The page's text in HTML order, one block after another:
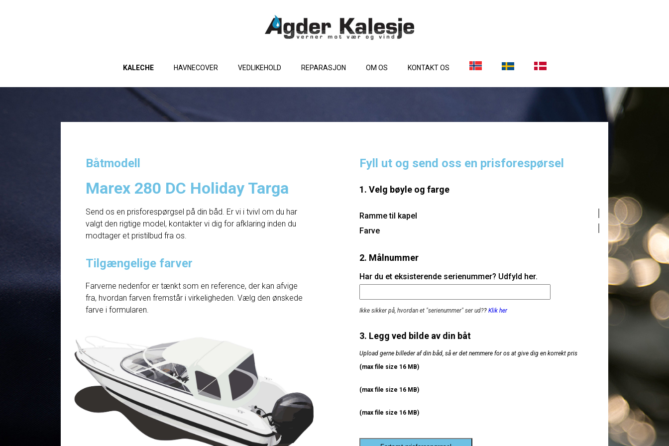
KALECHE HAVNECOVER VEDLIKEHOLD REPARASJON OM OS KONTAKT OS
Båtmodell
Marex 280 DC Holiday Targa
Send os en prisforespørgsel på din båd. Er vi i tvivl om du har
valgt den rigtige model, kontakter vi dig for afklaring inden du
modtager et pristilbud fra os.
Tilgængelige farver
Farverne nedenfor er tænkt som en reference, der kan afvige
fra, hvordan farven fremstår i virkeligheden. Vælg den ønskede
farve i formularen.
Fyll ut og send oss en prisforespørsel
1. Velg bøyle og farge
Ramme til kapel
Farve
2. Målnummer
Har du et eksisterende serienummer? Udfyld her.
Ikke sikker på, hvordan et "serienummer" ser ud?? Klik her
3. Legg ved bilde av din båt
Upload gerne billeder af din båd, så er det nemmere for os at give dig en korrekt pris
(max file size 16 MB)
(max file size 16 MB)
(max file size 16 MB)